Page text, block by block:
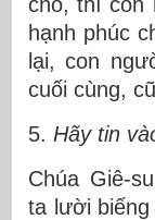
hạnh phúc
lại, con
cuối cùng,
5. Hãy tin
Chúa Giê-
ta lười